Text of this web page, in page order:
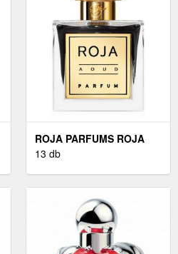
ROJA PARFUMS ROJA
PARFÜM UNISEX 100 ML
13 db